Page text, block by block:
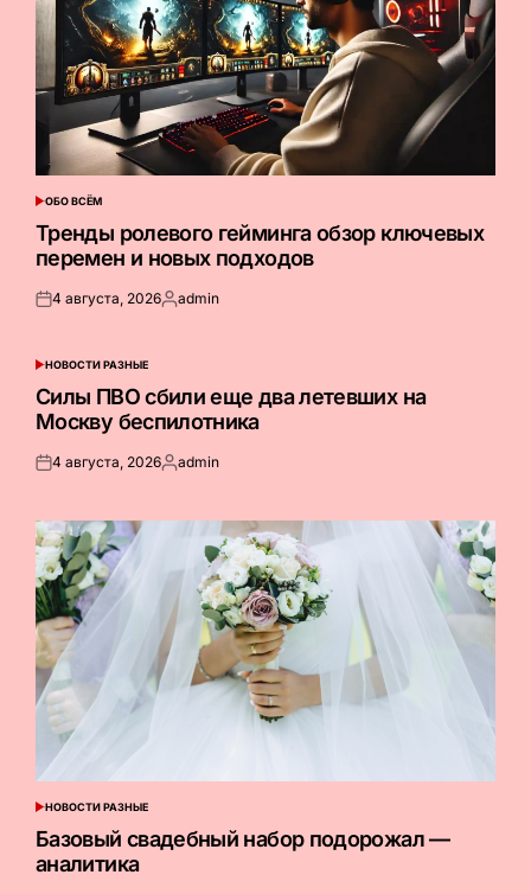
ОПУБЛИКОВАНО
В
ОБО ВСЁМ
Тренды ролевого гейминга обзор ключевых
перемен и новых подходов
Опубликовано
4 августа, 2026Запись
admin
ОПУБЛИКОВАНО
В
НОВОСТИ РАЗНЫЕ
Силы ПВО сбили еще два летевших на
Москву беспилотника
Опубликовано
4 августа, 2026Запись
admin
ОПУБЛИКОВАНО
В
НОВОСТИ РАЗНЫЕ
Базовый свадебный набор подорожал —
аналитика